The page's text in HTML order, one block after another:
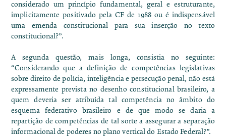
considerado um princípio fundamental, geral e estruturante,
implicitamente positivado pela CF de 1988 ou é indispensável
uma emenda constitucional para sua inserção no texto
constitucional?”.
A segunda questão, mais longa, consistia no seguinte:
“Considerando que a definição de competências legislativas
sobre direito de polícia, inteligência e persecução penal, não está
expressamente prevista no desenho constitucional brasileiro, a
quem deveria ser atribuída tal competência no âmbito do
esquema federativo brasileiro e de que modo se daria a
repartição de competências de tal sorte a assegurar a separação
informacional de poderes no plano vertical do Estado Federal?”.